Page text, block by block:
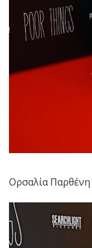
Ορσαλία Παρθένη